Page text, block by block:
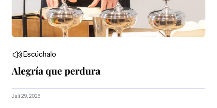
Escúchalo
Alegría que perdura
Juli 29, 2026